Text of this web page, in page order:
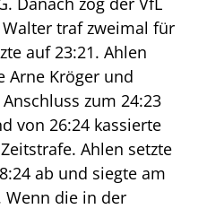
traf zweimal für
auf 23:21. Ahlen
Arne Kröger und
zum 24:23
von 26:24 kassierte
Ahlen setzte
ab und siegte am
Wenn die in der